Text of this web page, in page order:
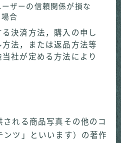
ザーの信頼関係が損な
合
決済方法，購入の申し
法，または返品方法等
社が定める方法により
れる商品写真その他のコ
ンツ」といいます）の著作